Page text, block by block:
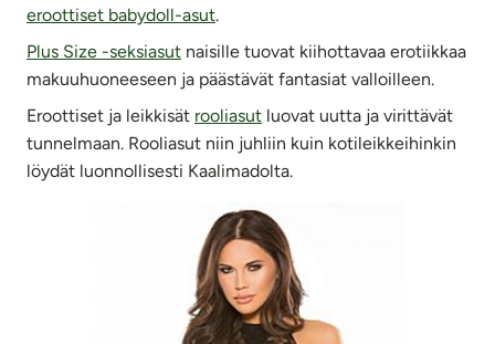
eroottiset babydoll-asut.
Plus Size -seksiasut naisille tuovat kiihottavaa erotiikkaa
makuuhuoneeseen ja päästävät fantasiat valloilleen.
Eroottiset ja leikkisät rooliasut luovat uutta ja virittävät
tunnelmaan. Rooliasut niin juhliin kuin kotileikkeihinkin
löydät luonnollisesti Kaalimadolta.